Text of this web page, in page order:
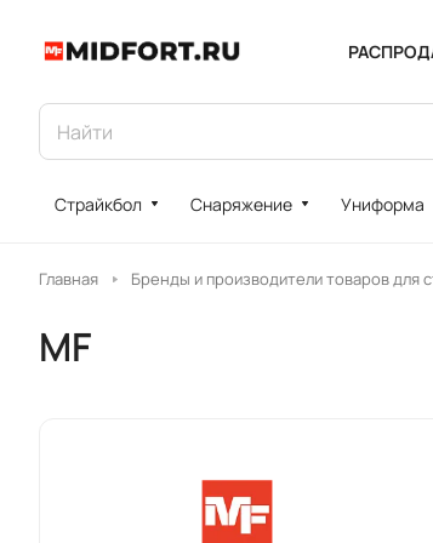
Страйкбол Снаряжение Униформа
Главная Бренды и производители товаров для
MF